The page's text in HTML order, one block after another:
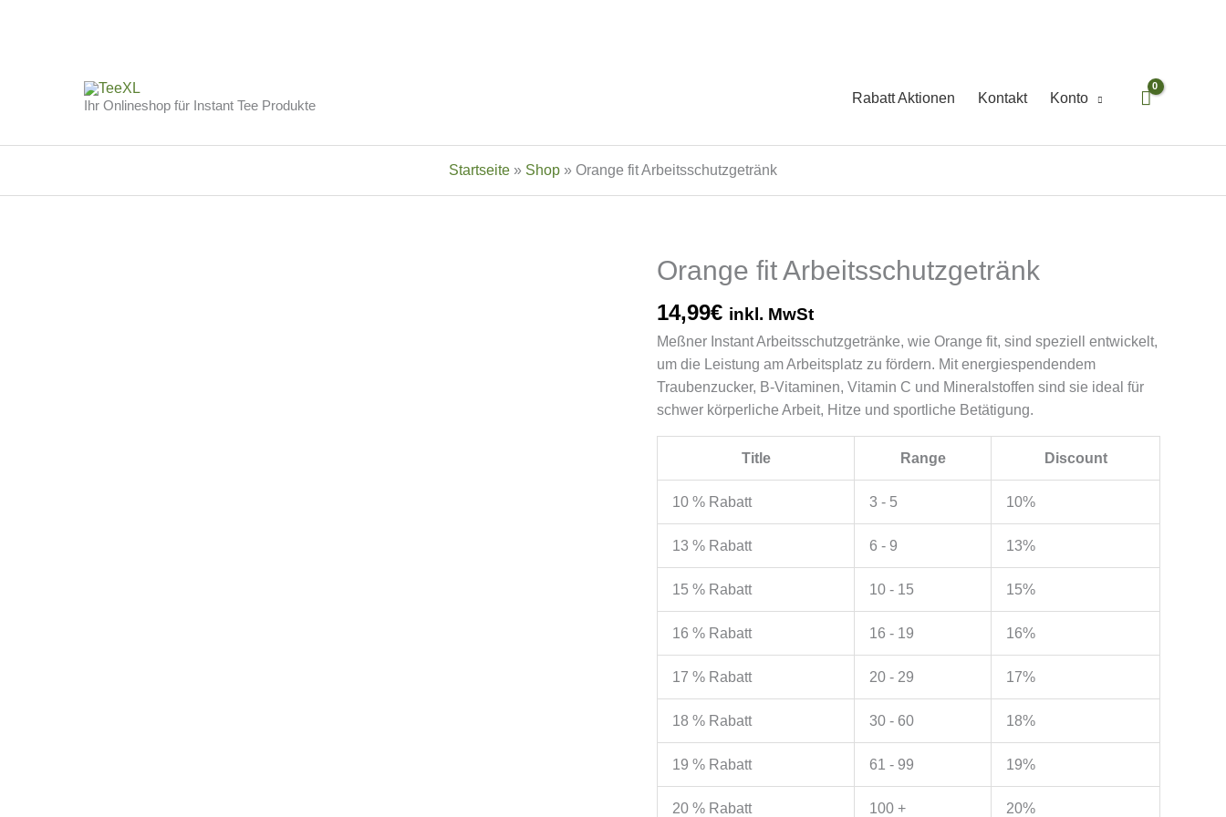
Ihr Onlineshop für Instant Tee Produkte Rabatt Aktionen Kontakt Konto
Startseite » Shop » Orange fit Arbeitsschutzgetränk
Orange fit Arbeitsschutzgetränk
14,99€ inkl. MwSt
Meßner Instant Arbeitsschutzgetränke, wie Orange fit, sind speziell entwickelt,
um die Leistung am Arbeitsplatz zu fördern. Mit energiespendendem
Traubenzucker, B-Vitaminen, Vitamin C und Mineralstoffen sind sie ideal für
schwer körperliche Arbeit, Hitze und sportliche Betätigung.
Title Range Discount
10 % Rabatt 3 - 5 10%
13 % Rabatt 6 - 9 13%
15 % Rabatt 10 - 15 15%
16 % Rabatt 16 - 19 16%
17 % Rabatt 20 - 29 17%
18 % Rabatt 30 - 60 18%
19 % Rabatt 61 - 99 19%
20 % Rabatt 100 + 20%